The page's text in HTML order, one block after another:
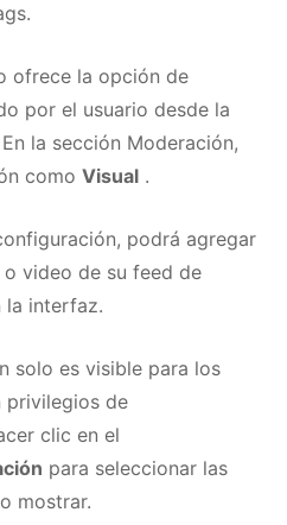
ofrece la opción de
por el usuario desde la
En la sección Moderación,
como Visual .
podrá agregar
video de su feed de
la interfaz.
solo es visible para los
privilegios de
clic en el
para seleccionar las
mostrar.